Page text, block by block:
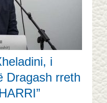
i
Dragash rreth